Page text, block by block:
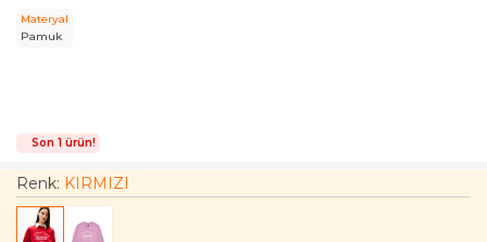
Materyal
Pamuk
Son 1 ürün!
Renk: KIRMIZI